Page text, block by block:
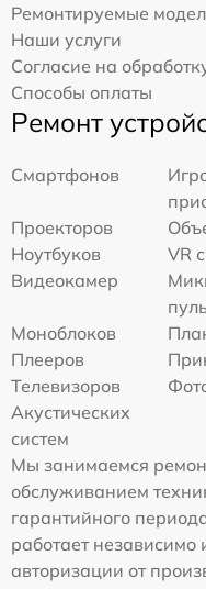
Ремонтируемые
Наши услуги
Согласие на
Способы оплаты
Ремонт
Смартфонов
Проекторов
Ноутбуков
VR
Видеокамер
Моноблоков
Плееров
Телевизоров
Акустических
систем
Мы занимаемся
обслуживанием
гарантийного
работает
авторизации от